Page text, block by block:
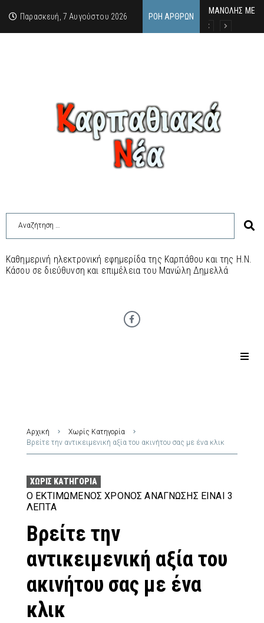
Παρασκευή, 7 Αυγούστου 2026 ΡΟΉ ΆΡΘΡΩΝ
MΑΝΟΛΗΣ
ΕΚΔΗΛΩΣΗ
Κάθε
Καθημερινή ηλεκτρονική εφημερίδα της Καρπάθου και της Η.Ν.
Κάσου σε διεύθυνση και επιμέλεια του Μανώλη Δημελλά
Αρχική
Χωρίς Κατηγορία
Βρείτε την αντικειμενική αξία του ακινήτου σας με ένα κλικ
ΧΩΡΊΣ ΚΑΤΗΓΟΡΊΑ
Ο ΕΚΤΙΜΏΜΕΝΟΣ ΧΡΌΝΟΣ ΑΝΆΓΝΩΣΗΣ ΕΊΝΑΙ 3
ΛΕΠΤΆ
Βρείτε την
αντικειμενική αξία του
ακινήτου σας με ένα
κλικ